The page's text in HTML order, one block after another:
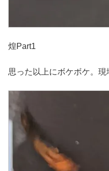
煌Part1
思った以上にボケボケ。現